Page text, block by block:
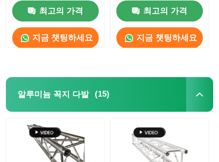
알루미늄 단계 플랫폼
콘서트 조명 트러스
LED 디스플레이 브래킷
최고의 가격
지금 챗팅하세요
최고의 가격
지금 챗팅하세요
알루미늄 꼭지 다발 (15)